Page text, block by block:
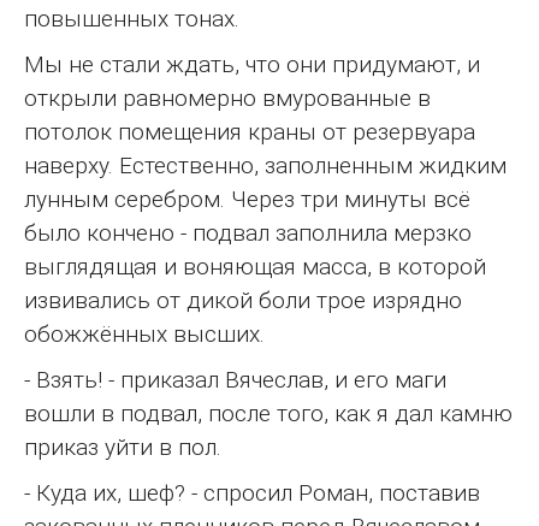
повышенных тонах.
Мы не стали ждать, что они придумают, и
открыли равномерно вмурованные в
потолок помещения краны от резервуара
наверху. Естественно, заполненным жидким
лунным серебром. Через три минуты всё
было кончено - подвал заполнила мерзко
выглядящая и воняющая масса, в которой
извивались от дикой боли трое изрядно
обожжённых высших.
- Взять! - приказал Вячеслав, и его маги
вошли в подвал, после того, как я дал камню
приказ уйти в пол.
- Куда их, шеф? - спросил Роман, поставив